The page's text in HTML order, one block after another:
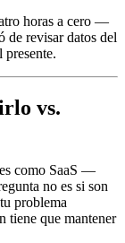
horas a cero —
de revisar datos del
presente.
vs.
como SaaS —
no es si son
problema
tiene que mantener